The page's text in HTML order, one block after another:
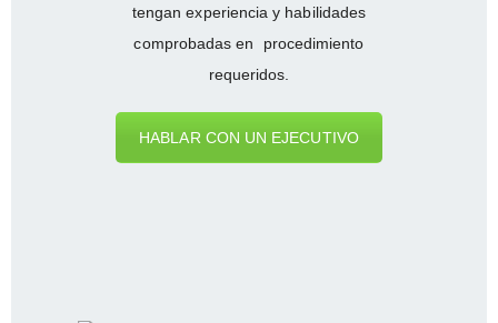
tengan experiencia y habilidades
comprobadas en procedimiento
requeridos.
HABLAR CON UN EJECUTIVO